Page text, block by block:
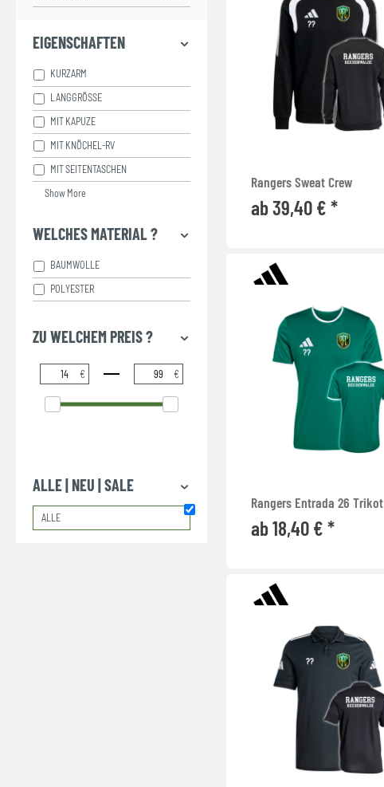
EIGENSCHAFTEN
KURZARM
LANGGRÖSSE
MIT KAPUZE
MIT KNÖCHEL-RV
MIT SEITENTASCHEN
Show More
WELCHES MATERIAL ?
BAUMWOLLE
POLYESTER
ZU WELCHEM PREIS ?
€ €
ALLE | NEU | SALE
ALLE
Rangers Sweat Crew
ab 39,40 € *
Rangers Entrada 26 Trikot
ab 18,40 € *